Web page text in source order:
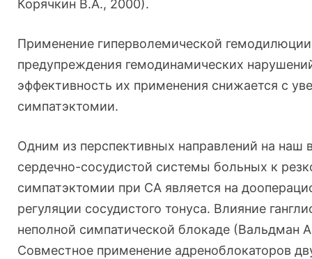
Корячкин В.А., 2000).
Применение гиперволемической
предупреждения гемодинамических
эффективность их применения снижается с
симпатэктомии.
Одним из перспективных направлений на наш
сердечно-сосудистой системы больных к
симпатэктомии при СА является на
регуляции сосудистого тонуса. Влияние
неполной симпатической блокаде (Вальдман
Совместное применение адреноблокаторов